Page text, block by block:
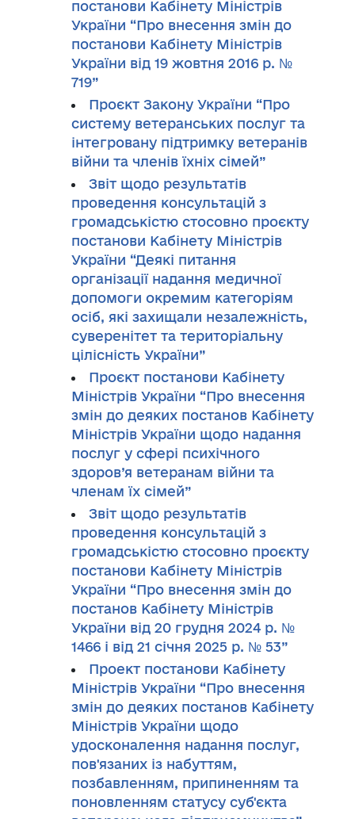
постанови Кабінету Міністрів
України “Про внесення змін до
постанови Кабінету Міністрів
України від 19 жовтня 2016 р. №
719”
Проєкт Закону України “Про
систему ветеранських послуг та
інтегровану підтримку ветеранів
війни та членів їхніх сімей”
Звіт щодо результатів
проведення консультацій з
громадськістю стосовно проєкту
постанови Кабінету Міністрів
України “Деякі питання
організації надання медичної
допомоги окремим категоріям
осіб, які захищали незалежність,
суверенітет та територіальну
цілісність України”
Проєкт постанови Кабінету
Міністрів України “Про внесення
змін до деяких постанов Кабінету
Міністрів України щодо надання
послуг у сфері психічного
здоров’я ветеранам війни та
членам їх сімей”
Звіт щодо результатів
проведення консультацій з
громадськістю стосовно проєкту
постанови Кабінету Міністрів
України “Про внесення змін до
постанов Кабінету Міністрів
України від 20 грудня 2024 р. №
1466 і від 21 січня 2025 р. № 53”
Проект постанови Кабінету
Міністрів України “Про внесення
змін до деяких постанов Кабінету
Міністрів України щодо
удосконалення надання послуг,
пов'язаних із набуттям,
позбавленням, припиненням та
поновленням статусу суб'єкта